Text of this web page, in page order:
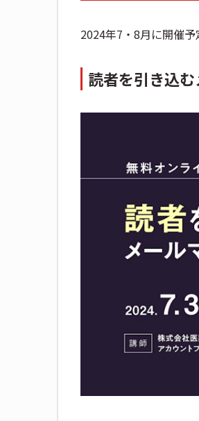
2024年7・8月に開催
読者を引き込